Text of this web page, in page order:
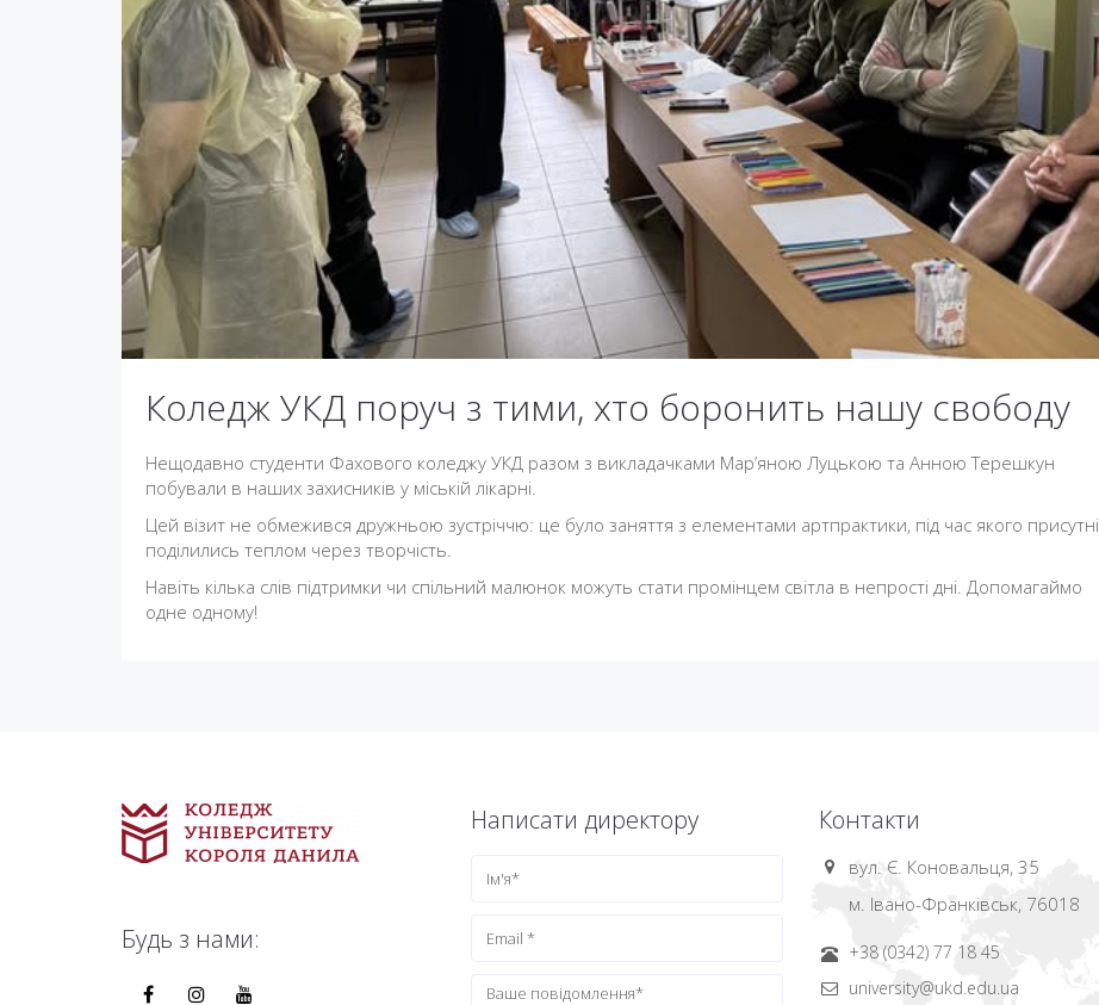
Коледж УКД поруч з тими, хто боронить нашу свободу
Нещодавно студенти Фахового коледжу УКД разом з викладачками Мар’яною Луцькою та Анною Терешкун
побували в наших захисників у міській лікарні.
Цей візит не обмежився дружньою зустріччю: це було заняття з елементами артпрактики, під час якого присутні
поділились теплом через творчість.
Навіть кілька слів підтримки чи спільний малюнок можуть стати промінцем світла в непрості дні. Допомагаймо
одне одному!
Будь з нами:
Написати директору Контакти
вул. Є. Коновальця, 35
м. Івано-Франківськ, 76018
+38 (0342) 77 18 45
university@ukd.edu.ua